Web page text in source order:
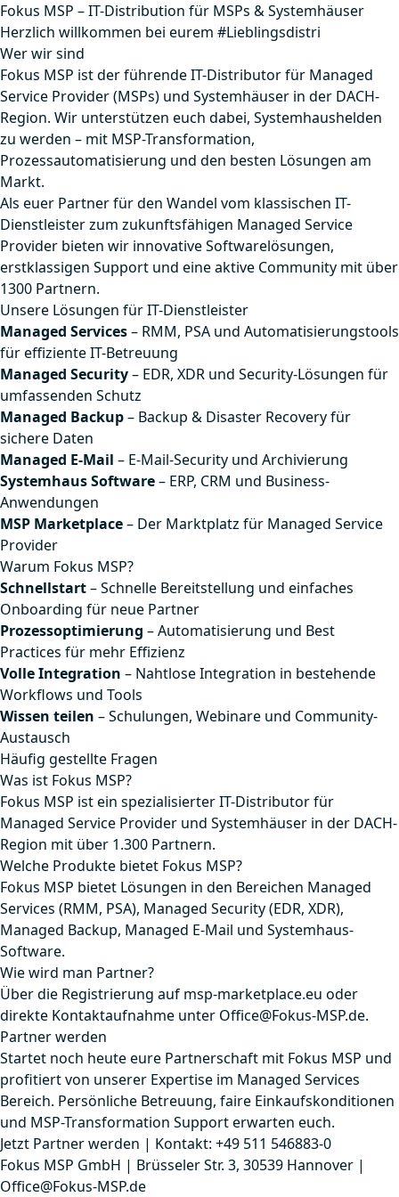
Fokus MSP – IT-Distribution für MSPs & Systemhäuser
Herzlich willkommen bei eurem #Lieblingsdistri
Wer wir sind
Fokus MSP ist der führende IT-Distributor für Managed
Service Provider (MSPs) und Systemhäuser in der DACH-
Region. Wir unterstützen euch dabei, Systemhaushelden
zu werden – mit MSP-Transformation,
Prozessautomatisierung und den besten Lösungen am
Markt.
Als euer Partner für den Wandel vom klassischen IT-
Dienstleister zum zukunftsfähigen Managed Service
Provider bieten wir innovative Softwarelösungen,
erstklassigen Support und eine aktive Community mit über
1300 Partnern.
Unsere Lösungen für IT-Dienstleister
Managed Services– RMM, PSA und Automatisierungstools
für effiziente IT-Betreuung
Managed Security– EDR, XDR und Security-Lösungen für
umfassenden Schutz
Managed Backup– Backup & Disaster Recovery für
sichere Daten
Managed E-Mail – E-Mail-Security und Archivierung
Systemhaus Software– ERP, CRM und Business-
Anwendungen
MSP Marketplace– Der Marktplatz für Managed Service
Provider
Warum Fokus MSP?
Schnellstart– Schnelle Bereitstellung und einfaches
Onboarding für neue Partner
Prozessoptimierung – Automatisierung und Best
Practices für mehr Effizienz
Volle Integration – Nahtlose Integration in bestehende
Workflows und Tools
Wissen teilen – Schulungen, Webinare und Community-
Austausch
Häufig gestellte Fragen
Was ist Fokus MSP?
Fokus MSP ist ein spezialisierter IT-Distributor für
Managed Service Provider und Systemhäuser in der DACH-
Region mit über 1.300 Partnern.
Welche Produkte bietet Fokus MSP?
Fokus MSP bietet Lösungen in den Bereichen Managed
Services (RMM, PSA), Managed Security (EDR, XDR),
Managed Backup, Managed E-Mail und Systemhaus-
Software.
Wie wird man Partner?
Über die Registrierung auf msp-marketplace.eu oder
direkte Kontaktaufnahme unter Office@Fokus-MSP.de.
Partner werden
Startet noch heute eure Partnerschaft mit Fokus MSP und
profitiert von unserer Expertise im Managed Services
Bereich. Persönliche Betreuung, faire Einkaufskonditionen
und MSP-Transformation Support erwarten euch.
Jetzt Partner werden | Kontakt: +49 511 546883-0
Fokus MSP GmbH | Brüsseler Str. 3, 30539 Hannover |
Office@Fokus-MSP.de